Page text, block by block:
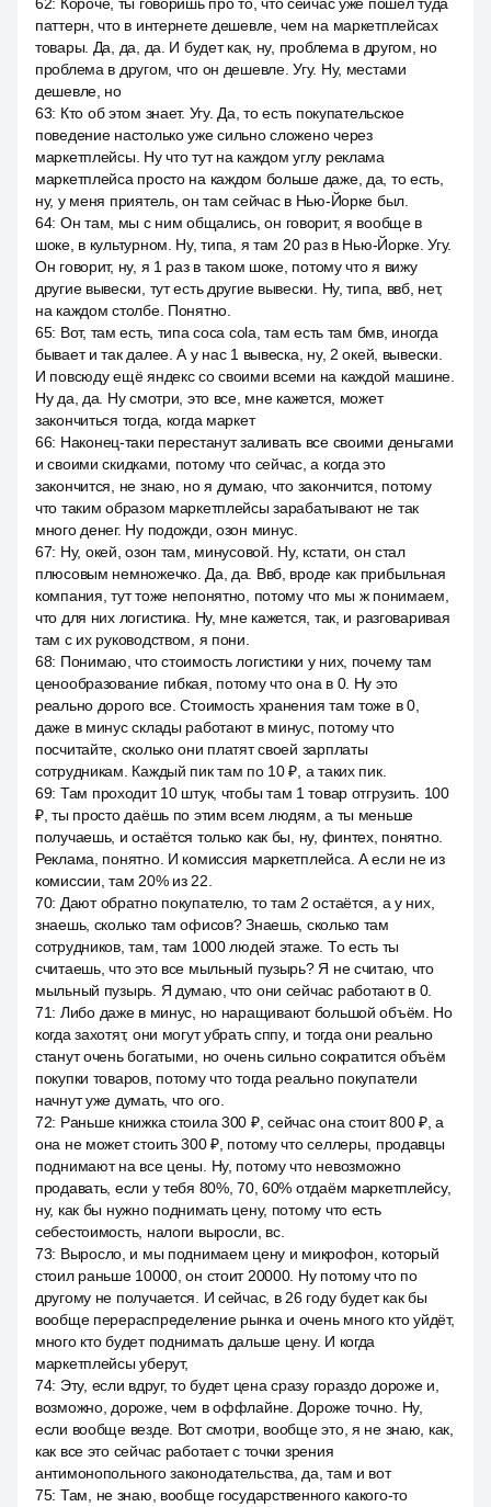
паттерн, что в интернете дешевле, чем на маркетплейсах
товары. Да, да, да. И будет как, ну, проблема в другом, но
проблема в другом, что он дешевле. Угу. Ну, местами
дешевле, но
63: Кто об этом знает. Угу. Да, то есть покупательское
поведение настолько уже сильно сложено через
маркетплейсы. Ну что тут на каждом углу реклама
маркетплейса просто на каждом больше даже, да, то есть,
ну, у меня приятель, он там сейчас в Нью-Йорке был.
64: Он там, мы с ним общались, он говорит, я вообще в
шоке, в культурном. Ну, типа, я там 20 раз в Нью-Йорке. Угу.
Он говорит, ну, я 1 раз в таком шоке, потому что я вижу
другие вывески, тут есть другие вывески. Ну, типа, ввб, нет,
на каждом столбе. Понятно.
65: Вот, там есть, типа coca cola, там есть там бмв, иногда
бывает и так далее. А у нас 1 вывеска, ну, 2 окей, вывески.
И повсюду ещё яндекс со своими всеми на каждой машине.
Ну да, да. Ну смотри, это все, мне кажется, может
закончиться тогда, когда маркет
66: Наконец-таки перестанут заливать все своими деньгами
и своими скидками, потому что сейчас, а когда это
закончится, не знаю, но я думаю, что закончится, потому
что таким образом маркетплейсы зарабатывают не так
много денег. Ну подожди, озон минус.
67: Ну, окей, озон там, минусовой. Ну, кстати, он стал
плюсовым немножечко. Да, да. Ввб, вроде как прибыльная
компания, тут тоже непонятно, потому что мы ж понимаем,
что для них логистика. Ну, мне кажется, так, и разговаривая
там с их руководством, я пони.
68: Понимаю, что стоимость логистики у них, почему там
ценообразование гибкая, потому что она в 0. Ну это
реально дорого все. Стоимость хранения там тоже в 0,
даже в минус склады работают в минус, потому что
посчитайте, сколько они платят своей зарплаты
сотрудникам. Каждый пик там по 10 ₽, а таких пик.
69: Там проходит 10 штук, чтобы там 1 товар отгрузить. 100
₽, ты просто даёшь по этим всем людям, а ты меньше
получаешь, и остаётся только как бы, ну, финтех, понятно.
Реклама, понятно. И комиссия маркетплейса. А если не из
комиссии, там 20% из 22.
70: Дают обратно покупателю, то там 2 остаётся, а у них,
знаешь, сколько там офисов? Знаешь, сколько там
сотрудников, там, там 1000 людей этаже. То есть ты
считаешь, что это все мыльный пузырь? Я не считаю, что
мыльный пузырь. Я думаю, что они сейчас работают в 0.
71: Либо даже в минус, но наращивают большой объём. Но
когда захотят, они могут убрать сппу, и тогда они реально
станут очень богатыми, но очень сильно сократится объём
покупки товаров, потому что тогда реально покупатели
начнут уже думать, что ого.
72: Раньше книжка стоила 300 ₽, сейчас она стоит 800 ₽, а
она не может стоить 300 ₽, потому что селлеры, продавцы
поднимают на все цены. Ну, потому что невозможно
продавать, если у тебя 80%, 70, 60% отдаём маркетплейсу,
ну, как бы нужно поднимать цену, потому что есть
себестоимость, налоги выросли, вс.
73: Выросло, и мы поднимаем цену и микрофон, который
стоил раньше 10000, он стоит 20000. Ну потому что по
другому не получается. И сейчас, в 26 году будет как бы
вообще перераспределение рынка и очень много кто уйдёт,
много кто будет поднимать дальше цену. И когда
маркетплейсы уберут,
74: Эту, если вдруг, то будет цена сразу гораздо дороже и,
возможно, дороже, чем в оффлайне. Дороже точно. Ну,
если вообще везде. Вот смотри, вообще это, я не знаю, как,
как все это сейчас работает с точки зрения
антимонопольного законодательства, да, там и вот
75: Там, не знаю, вообще государственного какого-то